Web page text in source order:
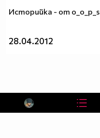
Историйка - от о_o_p_s
28.04.2012